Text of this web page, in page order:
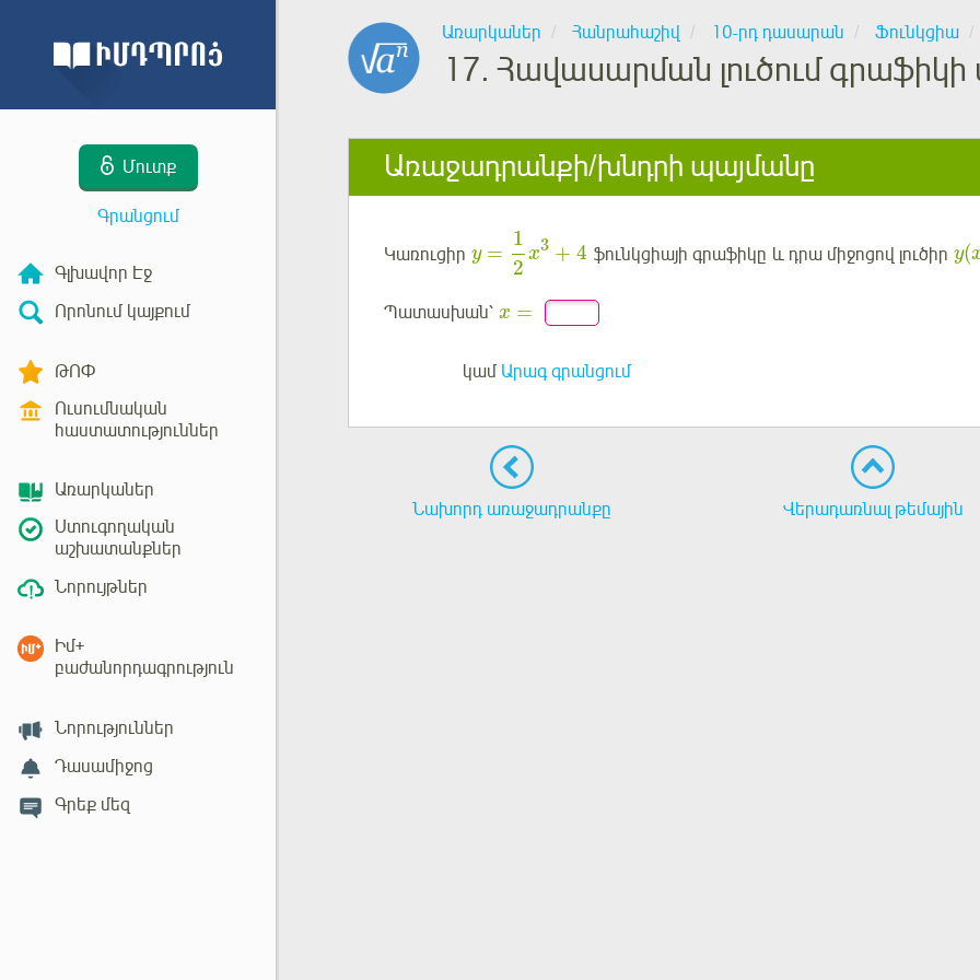
Մուտք
Գրանցում
Գլխավոր Էջ
Որոնում կայքում
ԹՈՓ
Ուսումնական
հաստատություններ
Առարկաներ
Ստուգողական
աշխատանքներ
Նորույթներ
Իմ+
բաժանորդագրություն
Նորություններ
Դասամիջոց
Գրեք մեզ
Առարկաներ Հանրահաշիվ 10-րդ դասարան Ֆունկցիա
17. Հավասարման լուծում գրաֆիկի
Առաջադրանքի/խնդրի պայմանը
Կառուցիր y =
1
2
x3 + 4 ֆունկցիայի գրաֆիկը և դրա միջոցով լուծիր y(
Պատասխան՝ x =
կամ Արագ գրանցում
Նախորդ առաջադրանքը Վերադառնալ թեմային